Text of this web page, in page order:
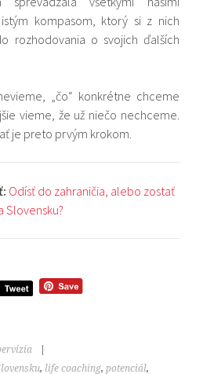
kompasom, ktorý si z nich
rozhodovania o svojich ďalších
„čo“ konkrétne chceme
vieme, že už niečo nechceme.
je preto prvým krokom.
Odísť do zahraničia, alebo zostať
Slovensku?
, life coaching,potenciál,